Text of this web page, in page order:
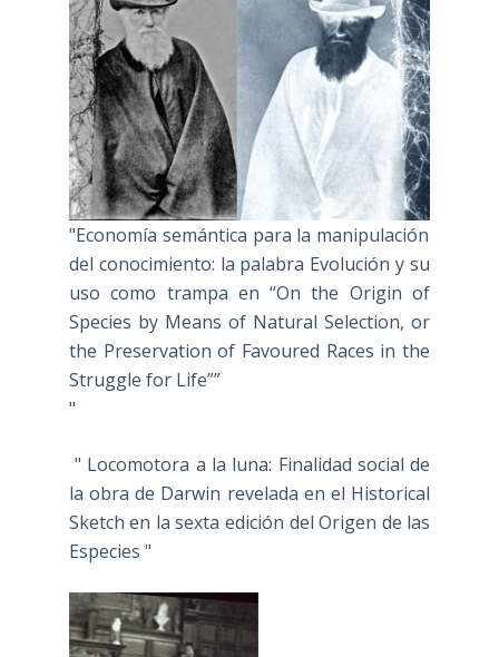
"Economía semántica para la manipulación
del conocimiento: la palabra Evolución y su
uso como trampa en “On the Origin of
Species by Means of Natural Selection, or
the Preservation of Favoured Races in the
Struggle for Life””
"
" Locomotora a la luna: Finalidad social de
la obra de Darwin revelada en el Historical
Sketch en la sexta edición del Origen de las
Especies "